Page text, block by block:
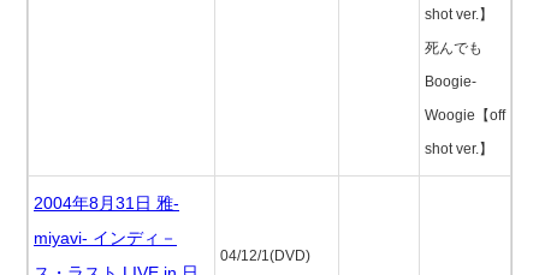
shot ver.】
死んでも
Boogie-
Woogie【off
shot ver.】
2004年8月31日 雅-
miyavi- インディ－
04/12/1(DVD)